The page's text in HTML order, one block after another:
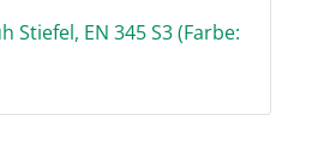
Stiefel, EN 345 S3 (Farbe: